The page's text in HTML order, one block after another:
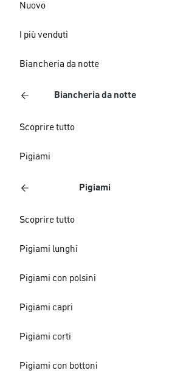
Nuovo
I più venduti
Biancheria da notte
Biancheria da notte
Scoprire tutto
Pigiami
Pigiami
Scoprire tutto
Pigiami lunghi
Pigiami con polsini
Pigiami capri
Pigiami corti
Pigiami con bottoni